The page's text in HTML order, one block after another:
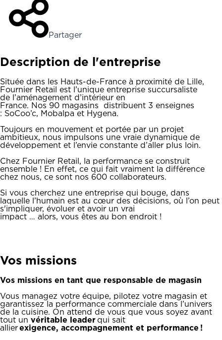
Partager
Description de l'entreprise
Située dans les Hauts-de-France à proximité de Lille,
Fournier Retail est l’unique entreprise succursaliste
de l’aménagement d’intérieur en
France. Nos 90 magasins distribuent 3 enseignes
: SoCoo’c, Mobalpa et Hygena.
Toujours en mouvement et portée par un projet
ambitieux, nous impulsons une vraie dynamique de
développement et l’envie constante d’aller plus loin.
Chez Fournier Retail, la performance se construit
ensemble ! En effet, ce qui fait vraiment la différence
chez nous, ce sont nos 600 collaborateurs.
Si vous cherchez une entreprise qui bouge, dans
laquelle l’humain est au cœur des décisions, où l’on peut
s'impliquer, évoluer et avoir un vrai
impact … alors, vous êtes au bon endroit !
Vos missions
Vos missions en tant que responsable de magasin
Vous managez votre équipe, pilotez votre magasin et
garantissez la performance commerciale dans l’univers
de la cuisine. On attend de vous que vous soyez avant
tout un véritable leader qui sait
allier exigence, accompagnement et performance !